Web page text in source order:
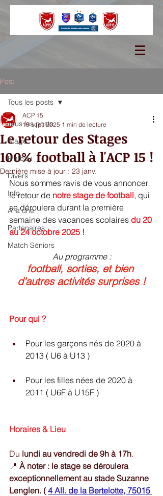
Post
Tous les posts
Stage
Plateau
Divers
Info
A la une
Partenaires
Match Séniors
Tous les posts
Le retour des Stages
100% football à l'ACP 15 !
ACP 15
19 sept. 2025 1 min de lecture
Dernière mise à jour : 23 janv.
Nous sommes ravis de vous annoncer
le retour de notre stage de football, qui
se déroulera durant la première
semaine des vacances scolaires du 20
au 24 octobre 2025 !
Au programme :
football, sorties, et bien
d'autres activités surprises !
Pour qui ?
Pour les garçons nés de 2020 à
2013 ( U6 à U13 )
Pour les filles nées de 2020 à
2011 ( U6F à U15F )
Horaires & Lieu
Du lundi au vendredi de 9h à 17h.
📍 À noter : le stage se déroulera
exceptionnellement au stade Suzanne
Lenglen. ( 4 All. de la Bertelotte, 75015